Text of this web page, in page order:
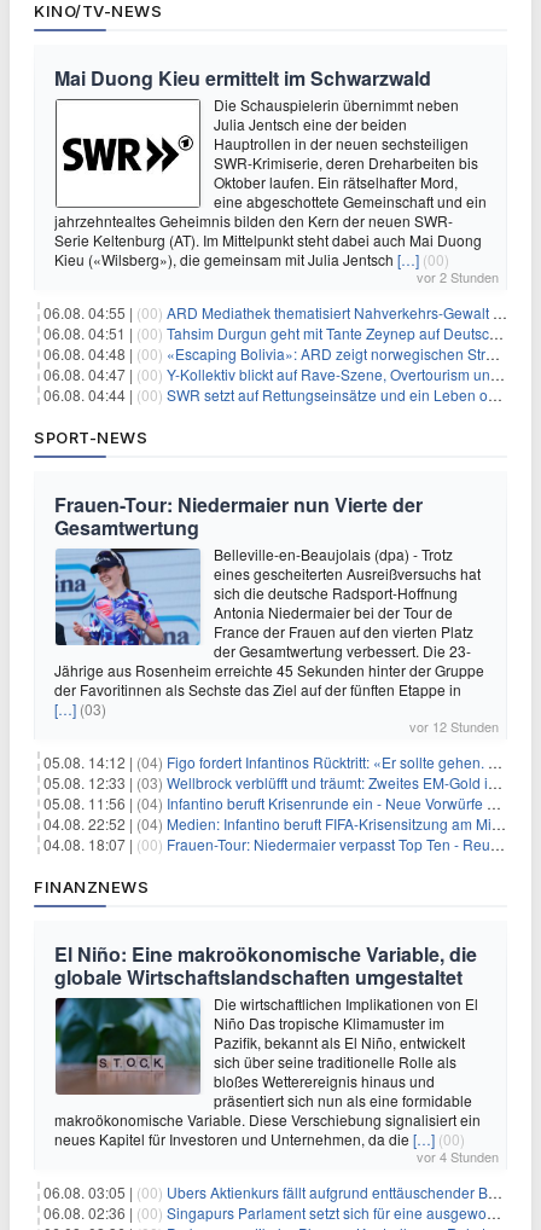
KINO/TV-NEWS
Mai Duong Kieu ermittelt im Schwarzwald
Die Schauspielerin übernimmt neben
Julia Jentsch eine der beiden
Hauptrollen in der neuen sechsteiligen
SWR-Krimiserie, deren Dreharbeiten bis
Oktober laufen. Ein rätselhafter Mord,
eine abgeschottete Gemeinschaft und ein
jahrzehntealtes Geheimnis bilden den Kern der neuen SWR-
Serie Keltenburg (AT). Im Mittelpunkt steht dabei auch Mai Duong
Kieu («Wilsberg»), die gemeinsam mit Julia Jentsch […] (00)
vor 2 Stunden
06.08. 04:55 | (00) ARD Mediathek thematisiert Nahverkehrs-Gewalt und Soldatinnen
06.08. 04:51 | (00) Tahsim Durgun geht mit Tante Zeynep auf Deutschlandreise
06.08. 04:48 | (00) «Escaping Bolivia»: ARD zeigt norwegischen Streaminghit
06.08. 04:47 | (00) Y-Kollektiv blickt auf Rave-Szene, Overtourism und Pokémon-Kult
06.08. 04:44 | (00) SWR setzt auf Rettungseinsätze und ein Leben ohne Smartphone
SPORT-NEWS
Frauen-Tour: Niedermaier nun Vierte der
Gesamtwertung
Belleville-en-Beaujolais (dpa) - Trotz
eines gescheiterten Ausreißversuchs hat
sich die deutsche Radsport-Hoffnung
Antonia Niedermaier bei der Tour de
France der Frauen auf den vierten Platz
der Gesamtwertung verbessert. Die 23-
Jährige aus Rosenheim erreichte 45 Sekunden hinter der Gruppe
der Favoritinnen als Sechste das Ziel auf der fünften Etappe in
[…] (03)
vor 12 Stunden
05.08. 14:12 | (04) Figo fordert Infantinos Rücktritt: «Er sollte gehen. Jetzt»
05.08. 12:33 | (03) Wellbrock verblüfft und träumt: Zweites EM-Gold in Paris
05.08. 11:56 | (04) Infantino beruft Krisenrunde ein - Neue Vorwürfe gegen FIFA
04.08. 22:52 | (04) Medien: Infantino beruft FIFA-Krisensitzung am Mittwoch ein
04.08. 18:07 | (00) Frauen-Tour: Niedermaier verpasst Top Ten - Reusser siegt
FINANZNEWS
El Niño: Eine makroökonomische Variable, die
globale Wirtschaftslandschaften umgestaltet
Die wirtschaftlichen Implikationen von El
Niño Das tropische Klimamuster im
Pazifik, bekannt als El Niño, entwickelt
sich über seine traditionelle Rolle als
bloßes Wetterereignis hinaus und
präsentiert sich nun als eine formidable
makroökonomische Variable. Diese Verschiebung signalisiert ein
neues Kapitel für Investoren und Unternehmen, da die […] (00)
vor 4 Stunden
06.08. 03:05 | (00) Ubers Aktienkurs fällt aufgrund enttäuschender Buchungsprognose
06.08. 02:36 | (00) Singapurs Parlament setzt sich für eine ausgewogene wirtschaftliche Zukunft ein